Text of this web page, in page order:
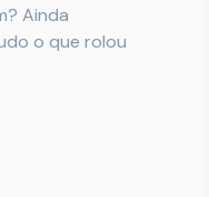
Ainda
o que rolou